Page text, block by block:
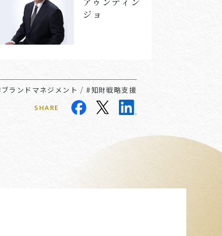
ジョ
ランドマネジメント /#知財戦略支援
SHARE